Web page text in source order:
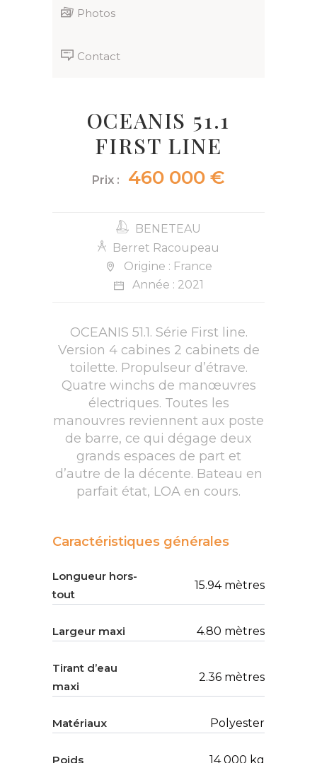
Photos
Contact
OCEANIS 51.1
FIRST LINE
Prix : 460 000 €
BENETEAU
Berret Racoupeau
Origine : France
Année : 2021
OCEANIS 51.1. Série First line.
Version 4 cabines 2 cabinets de
toilette. Propulseur d’étrave.
Quatre winchs de manœuvres
électriques. Toutes les
manouvres reviennent aux poste
de barre, ce qui dégage deux
grands espaces de part et
d’autre de la décente. Bateau en
parfait état, LOA en cours.
Caractéristiques générales
Longueur hors-
tout
15.94 mètres
Largeur maxi 4.80 mètres
Tirant d’eau
maxi
2.36 mètres
Matériaux Polyester
Poids 14 000 kg